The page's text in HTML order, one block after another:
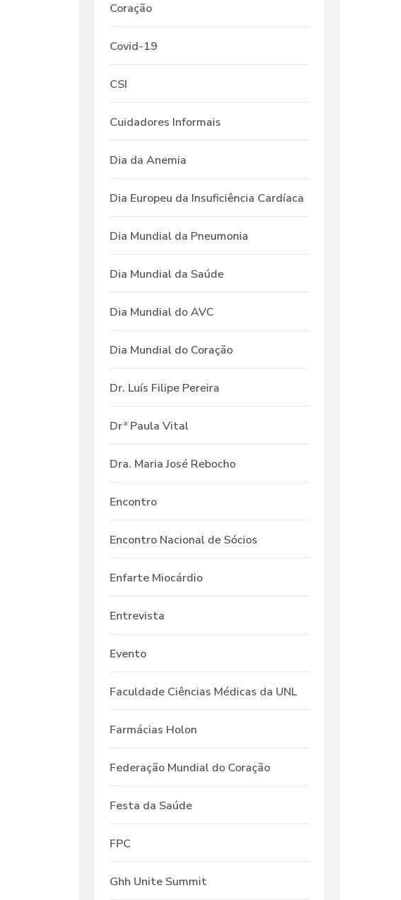
Coração
Covid-19
CSI
Cuidadores Informais
Dia da Anemia
Dia Europeu da Insuficiência Cardíaca
Dia Mundial da Pneumonia
Dia Mundial da Saúde
Dia Mundial do AVC
Dia Mundial do Coração
Dr. Luís Filipe Pereira
Drª Paula Vital
Dra. Maria José Rebocho
Encontro
Encontro Nacional de Sócios
Enfarte Miocárdio
Entrevista
Evento
Faculdade Ciências Médicas da UNL
Farmácias Holon
Federação Mundial do Coração
Festa da Saúde
FPC
Ghh Unite Summit